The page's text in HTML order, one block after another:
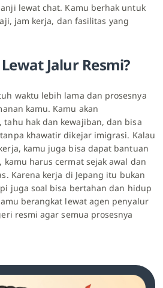
lewat chat. Kamu berhak untuk
jam kerja, dan fasilitas yang
Jalur Resmi?
waktu lebih lama dan prosesnya
kamu. Kamu akan
hak dan kewajiban, dan bisa
khawatir dikejar imigrasi. Kalau
kamu juga bisa dapat bantuan
harus cermat sejak awal dan
Karena kerja di Jepang itu bukan
juga soal bisa bertahan dan hidup
berangkat lewat agen penyalur
resmi agar semua prosesnya